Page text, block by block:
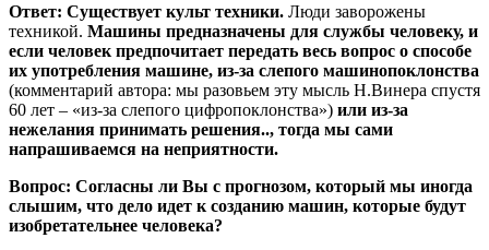
Ответ: Существует культ техники. Люди заворожены
техникой. Машины предназначены для службы человеку, и
если человек предпочитает передать весь вопрос о способе
их употребления машине, из-за слепого машинопоклонства
(комментарий автора: мы разовьем эту мысль Н.Винера спустя
60 лет – «из-за слепого цифропоклонства») или из-за
нежелания принимать решения.., тогда мы сами
напрашиваемся на неприятности.
Вопрос: Согласны ли Вы с прогнозом, который мы иногда
слышим, что дело идет к созданию машин, которые будут
изобретательнее человека?